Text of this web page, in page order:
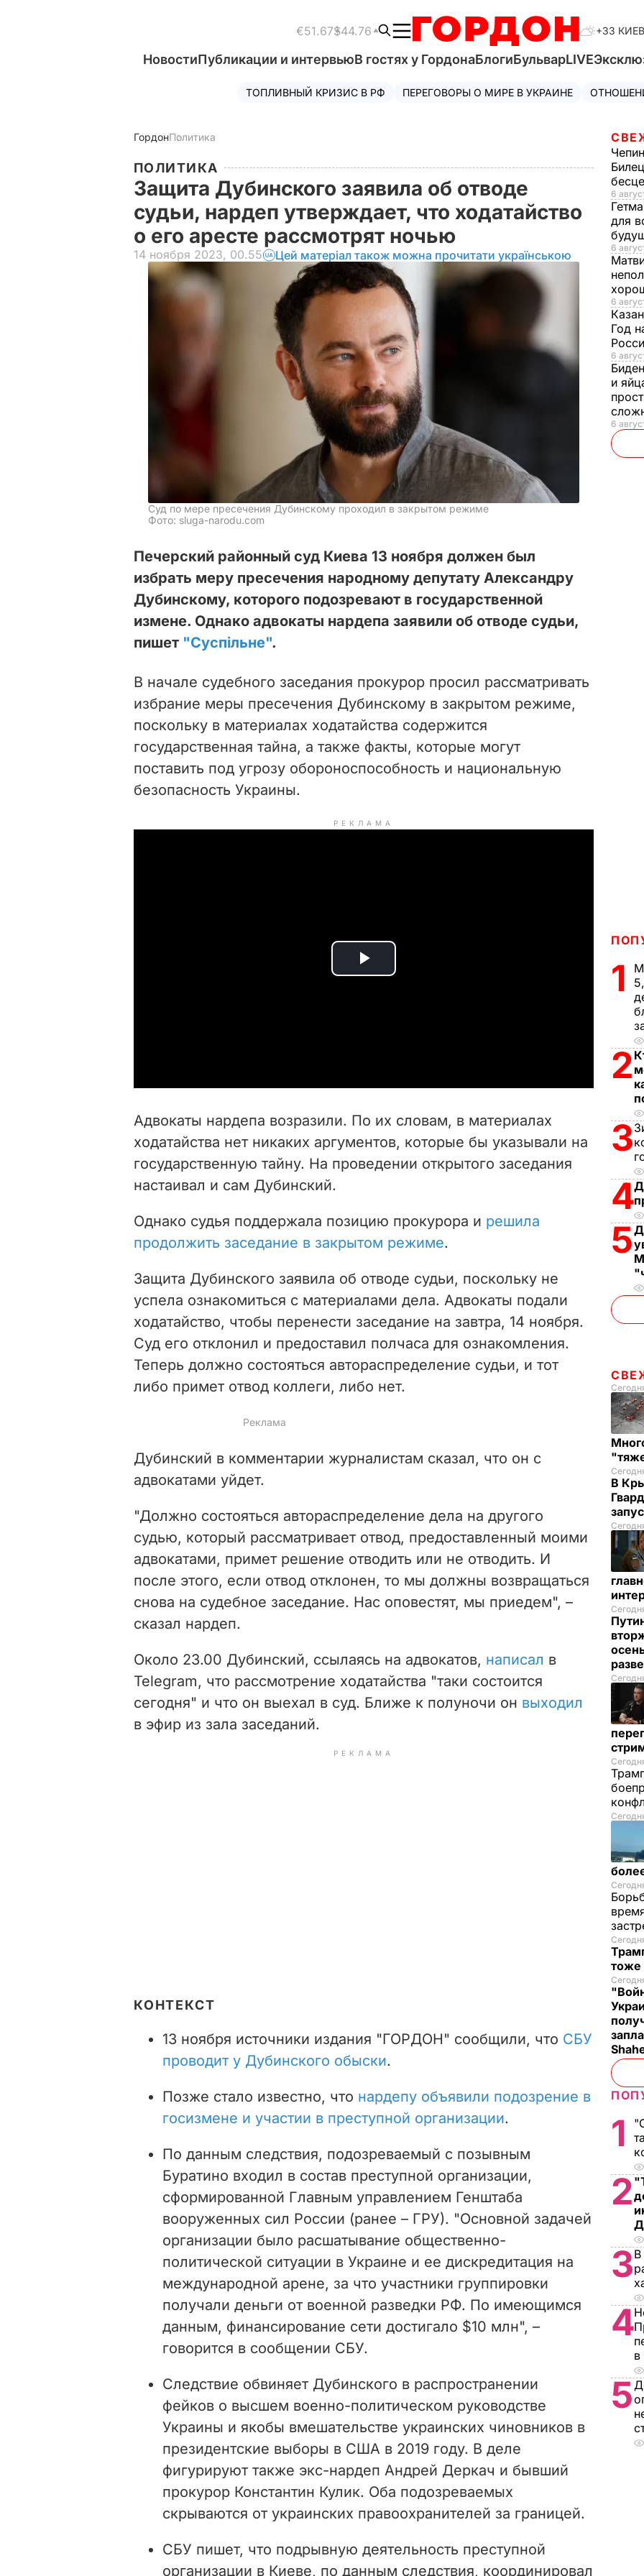
€51.67$44.76 +33 КИЕВ
НовостиПубликации и интервьюВ гостях у ГордонаБлогиБульварLIVE
ТОПЛИВНЫЙ КРИЗИС В РФ ПЕРЕГОВОРЫ О МИРЕ В УКРАИНЕ
ГордонПолитика
ПОЛИТИКА
Защита Дубинского заявила об отводе
судьи, нардеп утверждает, что ходатайство
о его аресте рассмотрят ночью
14 ноября 2023, 00.55 Цей матеріал також можна прочитати українською
Суд по мере пресечения Дубинскому проходил в закрытом режиме
Фото: sluga-narodu.com
Печерский районный суд Киева 13 ноября должен был
избрать меру пресечения народному депутату Александру
Дубинскому, которого подозревают в государственной
измене. Однако адвокаты нардепа заявили об отводе судьи,
пишет "Суспільне".
В начале судебного заседания прокурор просил рассматривать
избрание меры пресечения Дубинскому в закрытом режиме,
поскольку в материалах ходатайства содержится
государственная тайна, а также факты, которые могут
поставить под угрозу обороноспособность и национальную
безопасность Украины.
РЕКЛАМА
P
i
d
o
Адвокаты нардепа возразили. По их словам, в материалах
ходатайства нет никаких аргументов, которые бы указывали на
государственную тайну. На проведении открытого заседания
настаивал и сам Дубинский.
Однако судья поддержала позицию прокурора и решила
продолжить заседание в закрытом режиме.
Защита Дубинского заявила об отводе судьи, поскольку не
успела ознакомиться с материалами дела. Адвокаты подали
ходатайство, чтобы перенести заседание на завтра, 14 ноября.
Суд его отклонил и предоставил полчаса для ознакомления.
Теперь должно состояться автораспределение судьи, и тот
либо примет отвод коллеги, либо нет.
Дубинский в комментарии журналистам сказал, что он с
адвокатами уйдет.
"Должно состояться автораспределение дела на другого
судью, который рассматривает отвод, предоставленный моими
адвокатами, примет решение отводить или не отводить. И
после этого, если отвод отклонен, то мы должны возвращаться
снова на судебное заседание. Нас оповестят, мы приедем", –
сказал нардеп.
Около 23.00 Дубинский, ссылаясь на адвокатов, написал в
Telegram, что рассмотрение ходатайства "таки состоится
сегодня" и что он выехал в суд. Ближе к полуночи он выходил
в эфир из зала заседаний.
РЕКЛАМА
КОНТЕКСТ
13 ноября источники издания "ГОРДОН" сообщили, что СБУ
проводит у Дубинского обыски.
Позже стало известно, что нардепу объявили подозрение в
госизмене и участии в преступной организации.
По данным следствия, подозреваемый с позывным
Буратино входил в состав преступной организации,
сформированной Главным управлением Генштаба
вооруженных сил России (ранее – ГРУ). "Основной задачей
организации было расшатывание общественно-
политической ситуации в Украине и ее дискредитация на
международной арене, за что участники группировки
получали деньги от военной разведки РФ. По имеющимся
данным, финансирование сети достигало $10 млн", –
говорится в сообщении СБУ.
Следствие обвиняет Дубинского в распространении
фейков о высшем военно-политическом руководстве
Украины и якобы вмешательстве украинских чиновников в
президентские выборы в США в 2019 году. В деле
фигурируют также экс-нардеп Андрей Деркач и бывший
прокурор Константин Кулик. Оба подозреваемых
скрываются от украинских правоохранителей за границей.
СБУ пишет, что подрывную деятельность преступной
организации в Киеве, по данным следствия, координировал
6
для
6
6
Год
6
и
6
1
2
3
4
5
В
тоже
1
2
3В
4
в
5